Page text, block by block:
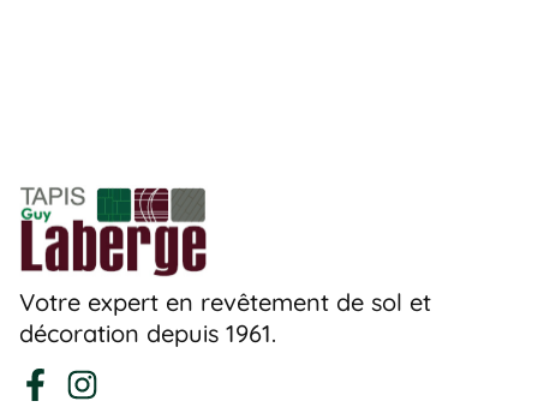
Votre expert en revêtement de sol et
décoration depuis 1961.